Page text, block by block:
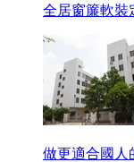
全居窗簾軟裝
做更適合國人